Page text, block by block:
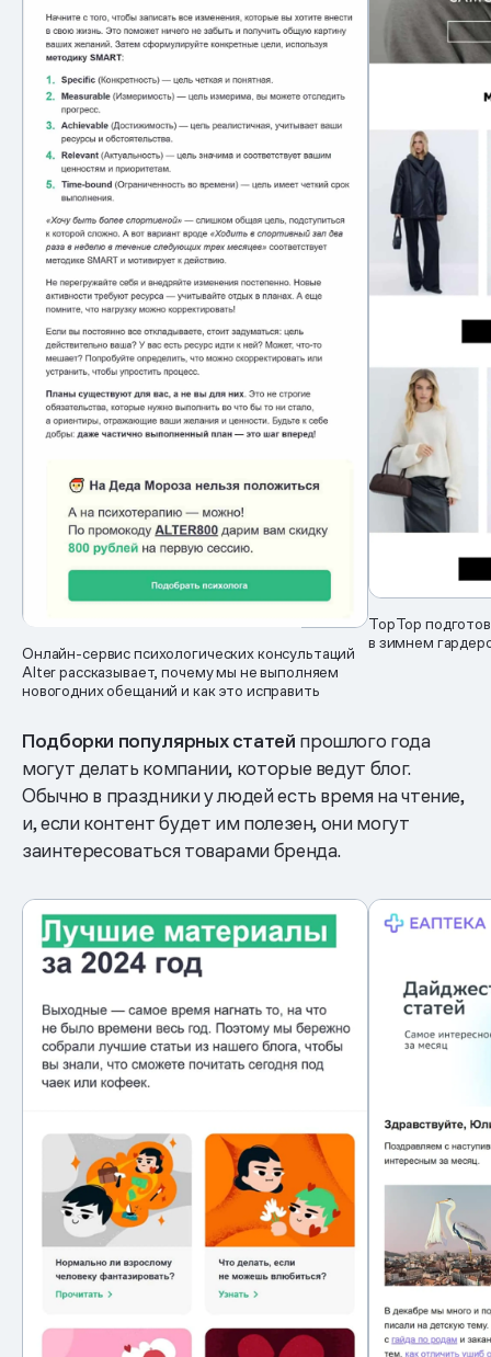
Онлайн-сервис психологических консультаций
Alter рассказывает, почему мы не выполняем
новогодних обещаний и как это исправить
TopTop
в зимнем
Подборки популярных статей прошлого года
могут делать компании, которые ведут блог.
Обычно в праздники у людей есть время на чтение,
и, если контент будет им полезен, они могут
заинтересоваться товарами бренда.